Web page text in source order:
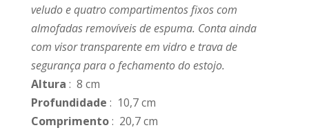
veludo e quatro compartimentos fixos com
almofadas removíveis de espuma. Conta ainda
com visor transparente em vidro e trava de
segurança para o fechamento do estojo.
Altura : 8 cm
Profundidade : 10,7 cm
Comprimento: 20,7 cm